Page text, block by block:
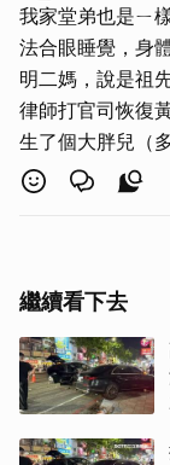
我家堂弟也是ㄧ
法合眼睡覺，身
明二媽，說是祖
律師打官司恢復
生了個大胖兒（
繼續看下去